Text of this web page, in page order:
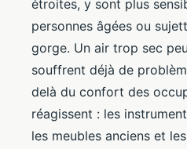
étroites, y sont plus
personnes âgées ou
gorge. Un air trop sec
souffrent déjà de
delà du confort des
réagissent : les
les meubles anciens et